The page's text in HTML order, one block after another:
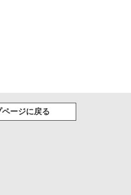
ページに戻る